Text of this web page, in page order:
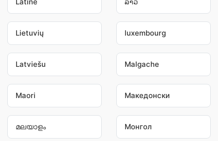
Lietuvių luxembourg
Latviešu Malgache
Maori Македонски
മലയാളം Монгол